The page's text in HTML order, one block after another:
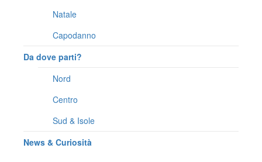
Natale
Capodanno
Da dove parti?
Nord
Centro
Sud & Isole
News & Curiosità